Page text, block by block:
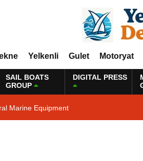
Yelkenli Gulet Motoryat
SAIL BOATS
GROUP
DIGITAL PRESS
Marine Equipment